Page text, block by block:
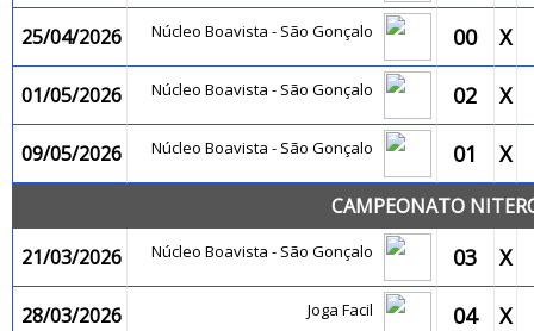
25/04/2026 Núcleo Boavista - São Gonçalo 00 X
01/05/2026 Núcleo Boavista - São Gonçalo 02 X
09/05/2026 Núcleo Boavista - São Gonçalo 01 X
CAMPEONATO
21/03/2026
Núcleo Boavista - São Gonçalo 03 X
28/03/2026 Joga Facil 04 X